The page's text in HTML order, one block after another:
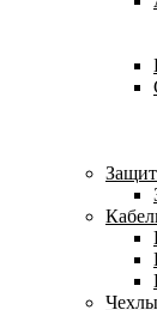
Чехлы